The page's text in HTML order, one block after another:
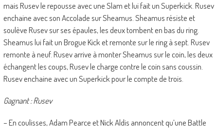
mais Rusev le repousse avec une Slam et lui fait un Superkick. Rusev
enchaine avec son Accolade sur Sheamus. Sheamus résiste et
soulève Rusev sur ses épaules, les deux tombent en bas du ring.
Sheamus lui fait un Brogue Kick et remonte sur le ring à sept. Rusev
remonte à neuf. Rusev arrive à monter Sheamus sur le coin, les deux
échangent les coups, Rusev le charge contre le coin sans coussin.
Rusev enchaine avec un Superkick pour le compte de trois.
Gagnant : Rusev
– En coulisses, Adam Pearce et Nick Aldis annoncent qu’une Battle